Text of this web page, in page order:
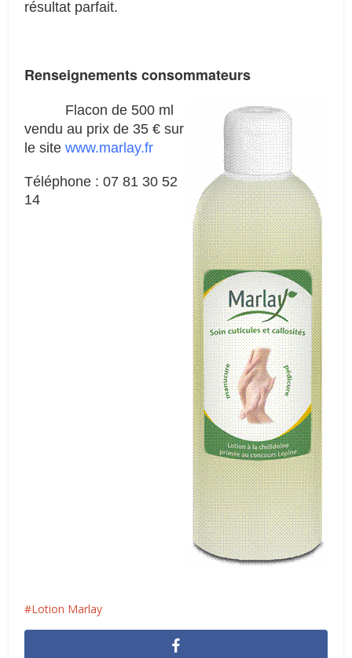
résultat parfait.
Renseignements consommateurs
Flacon de 500 ml
vendu au prix de 35 € sur
le sitewww.marlay.fr
Téléphone : 07 81 30 52
14
Lotion Marlay